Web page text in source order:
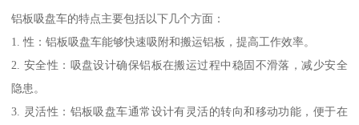
铝板吸盘车的特点主要包括以下几个方面：
1. 性：铝板吸盘车能够快速吸附和搬运铝板，提高工作效率。
2. 安全性：吸盘设计确保铝板在搬运过程中稳固不滑落，减少安全
隐患。
3. 灵活性：铝板吸盘车通常设计有灵活的转向和移动功能，便于在